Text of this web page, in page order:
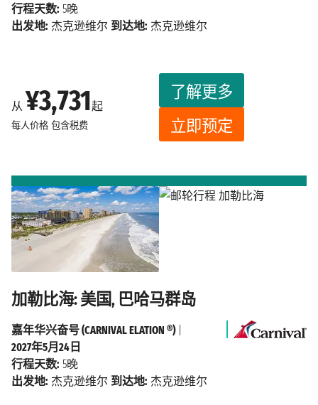
从 ¥3,731起
每人价格 包含税费
了解更多
立即预定
行程天数: 5晚
出发地: 杰克逊维尔 到达地: 杰克逊维尔
加勒比海: 美国, 巴哈马群岛
嘉年华兴奋号 (CARNIVAL ELATION ®)|
2027年5月24日
行程天数: 5晚
出发地: 杰克逊维尔 到达地: 杰克逊维尔